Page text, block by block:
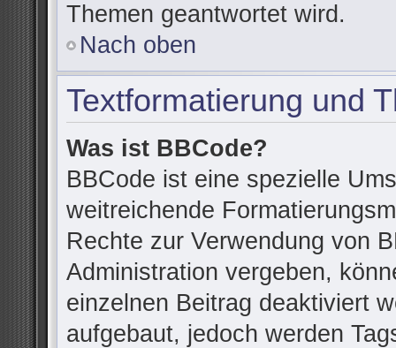
Themen geantwortet wird.
Nach oben
Textformatierung und
Was ist BBCode?
BBCode ist eine spezielle
weitreichende
Rechte zur Verwendung von
Administration vergeben,
einzelnen Beitrag deaktiviert
aufgebaut, jedoch werden